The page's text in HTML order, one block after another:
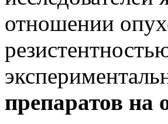
отношении
препаратов на